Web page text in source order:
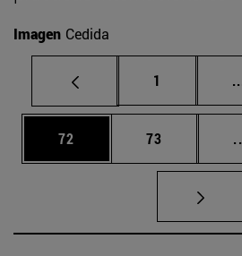
Imagen Cedida
Página
1
Página
72 Página
73